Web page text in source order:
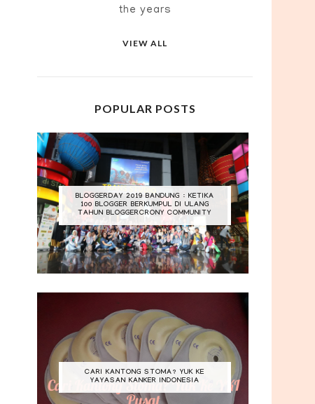
the years
VIEW ALL
POPULAR POSTS
BLOGGERDAY 2019 BANDUNG : KETIKA
100 BLOGGER BERKUMPUL DI ULANG
TAHUN BLOGGERCRONY COMMUNITY
CARI KANTONG STOMA? YUK KE
YAYASAN KANKER INDONESIA